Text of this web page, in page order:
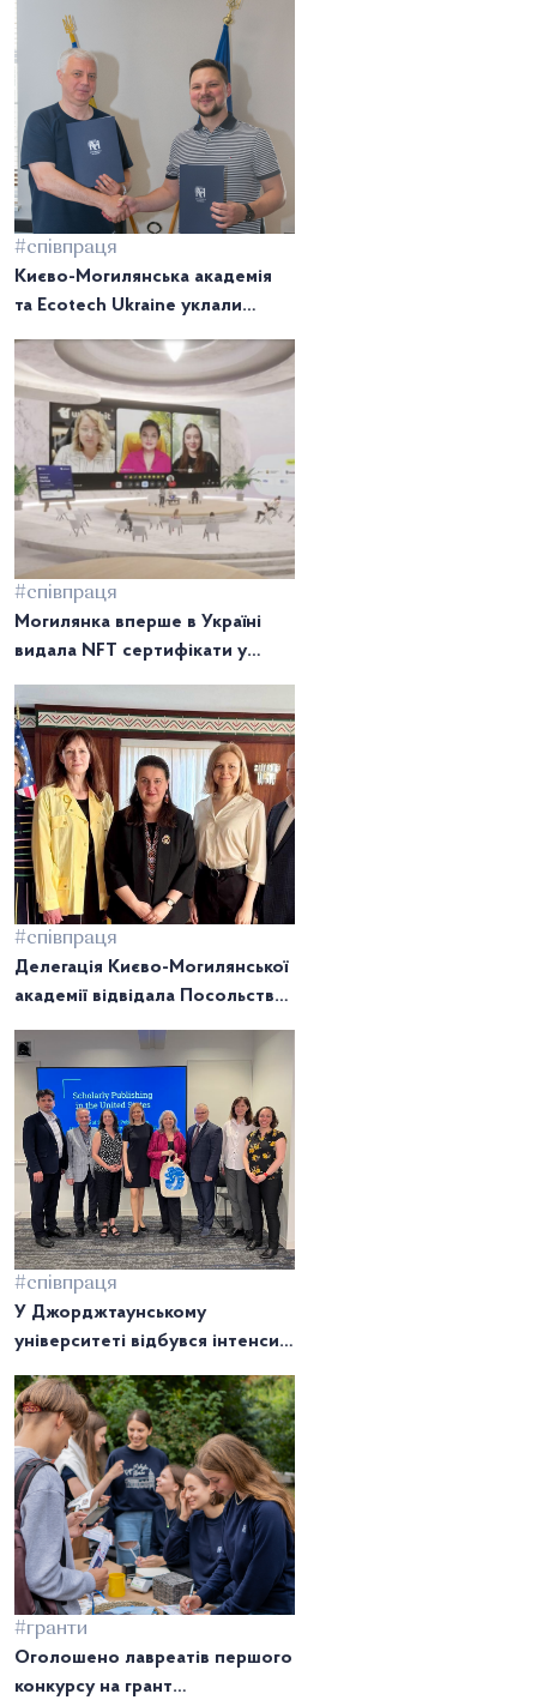
Кунелліса
#співпраця
Києво-Могилянська академія
та Ecotech Ukraine уклали
#співпраця
Могилянка вперше в Україні
видала NFT сертифікати у
#співпраця
Делегація Києво-Могилянської
академії відвідала Посольство
#співпраця
У Джорджтаунському
університеті відбувся інтенсив
науковців НаУКМА
#гранти
Оголошено лавреатів першого
конкурсу на грант